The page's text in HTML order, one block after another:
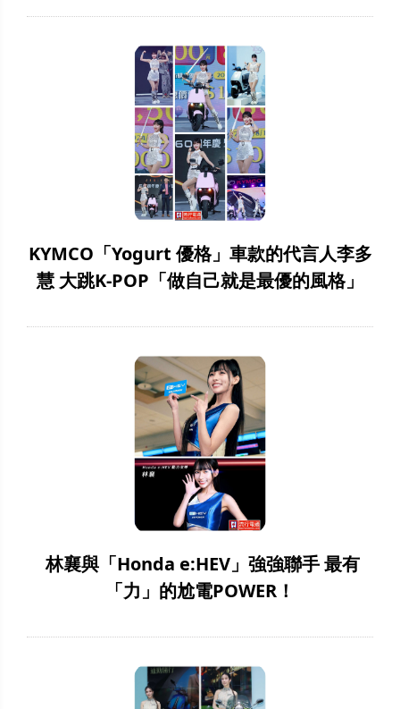
KYMCO「Yogurt 優格」車款的代言人李多
慧 大跳K-POP「做自己就是最優的風格」
林襄與「Honda e:HEV」強強聯手 最有
「力」的尬電POWER！